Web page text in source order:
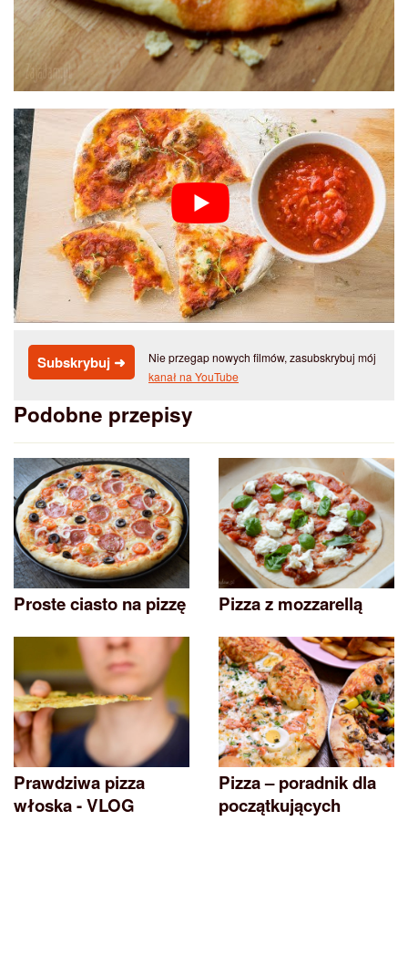
Subskrybuj ➜
Nie przegap nowych filmów, zasubskrybuj mój
kanał na YouTube
Podobne przepisy
Proste ciasto na pizzę Pizza z mozzarellą
Prawdziwa pizza
włoska - VLOG
Pizza – poradnik dla
początkujących